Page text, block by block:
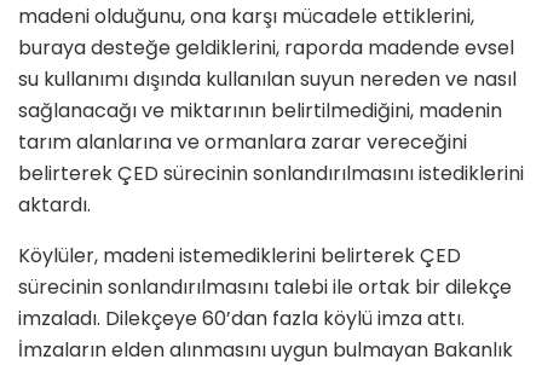
madeni olduğunu, ona karşı mücadele ettiklerini,
buraya desteğe geldiklerini, raporda madende evsel
su kullanımı dışında kullanılan suyun nereden ve nasıl
sağlanacağı ve miktarının belirtilmediğini, madenin
tarım alanlarına ve ormanlara zarar vereceğini
belirterek ÇED sürecinin sonlandırılmasını istediklerini
aktardı.
Köylüler, madeni istemediklerini belirterek ÇED
sürecinin sonlandırılmasını talebi ile ortak bir dilekçe
imzaladı. Dilekçeye 60’dan fazla köylü imza attı.
İmzaların elden alınmasını uygun bulmayan Bakanlık